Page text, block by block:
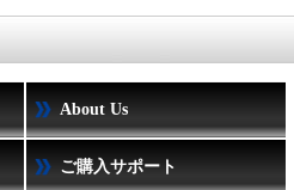
About Us
ご購入サポート